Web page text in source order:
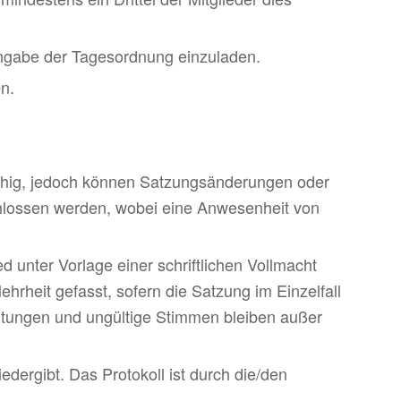
der Tages­ord­nung einzu­laden.
jedoch können Satzungsänderungen oder
werden, wobei eine Anwesenheit von
unter Vorlage einer schriftlichen Vollmacht
gefasst, sofern die Satzung im Einzel­fall
und ungültige Stimmen bleiben außer
Das Proto­koll ist durch die/den